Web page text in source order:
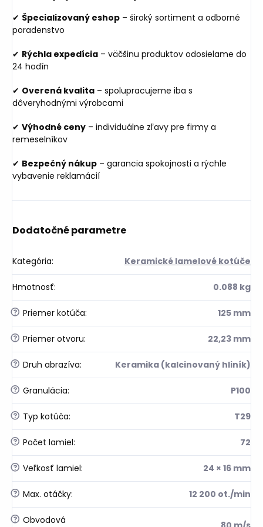
✔ Špecializovaný eshop – široký sortiment a odborné
poradenstvo
✔ Rýchla expedícia – väčšinu produktov odosielame do
24 hodín
✔ Overená kvalita – spolupracujeme iba s
dôveryhodnými výrobcami
✔ Výhodné ceny – individuálne zľavy pre firmy a
remeselníkov
✔ Bezpečný nákup – garancia spokojnosti a rýchle
vybavenie reklamácií
Dodatočné parametre
Kategória: Keramické lamelové kotúče
Hmotnosť: 0.088 kg
? Priemer kotúča: 125 mm
? Priemer otvoru: 22,23 mm
? Druh abrazíva: Keramika (kalcinovaný hliník)
? Granulácia: P100
? Typ kotúča: T29
? Počet lamiel: 72
? Veľkosť lamiel: 24 × 16 mm
? Max. otáčky: 12 200 ot./min
? Obvodová